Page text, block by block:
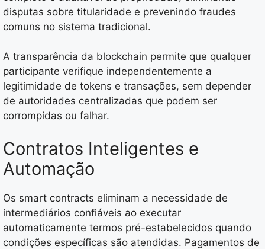
disputas sobre titularidade e prevenindo fraudes
comuns no sistema tradicional.
A transparência da blockchain permite que qualquer
participante verifique independentemente a
legitimidade de tokens e transações, sem depender
de autoridades centralizadas que podem ser
corrompidas ou falhar.
Contratos Inteligentes e
Automação
Os smart contracts eliminam a necessidade de
intermediários confiáveis ao executar
automaticamente termos pré-estabelecidos quando
condições específicas são atendidas. Pagamentos de